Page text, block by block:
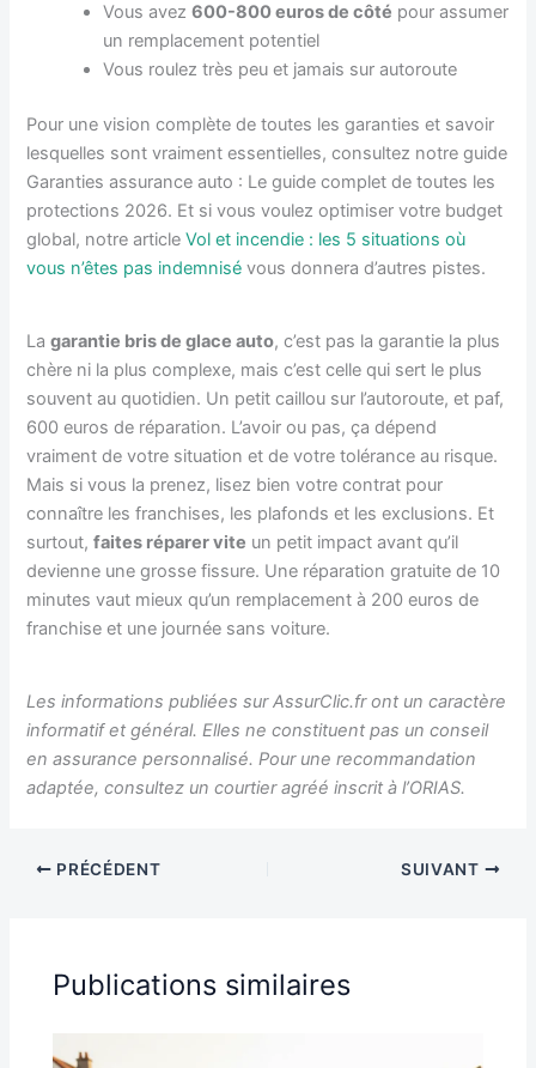
Vous avez600-800 euros de côté pour assumer
un remplacement potentiel
Vous roulez très peu et jamais sur autoroute
Pour une vision complète de toutes les garanties et savoir
lesquelles sont vraiment essentielles, consultez notre guide
Garanties assurance auto : Le guide complet de toutes les
protections 2026. Et si vous voulez optimiser votre budget
global, notre articleVol et incendie : les 5 situations où
vous n’êtes pas indemnisé vous donnera d’autres pistes.
Lagarantie bris de glace auto, c’est pas la garantie la plus
chère ni la plus complexe, mais c’est celle qui sert le plus
souvent au quotidien. Un petit caillou sur l’autoroute, et paf,
600 euros de réparation. L’avoir ou pas, ça dépend
vraiment de votre situation et de votre tolérance au risque.
Mais si vous la prenez, lisez bien votre contrat pour
connaître les franchises, les plafonds et les exclusions. Et
surtout,faites réparer vite un petit impact avant qu’il
devienne une grosse fissure. Une réparation gratuite de 10
minutes vaut mieux qu’un remplacement à 200 euros de
franchise et une journée sans voiture.
Les informations publiées sur AssurClic.fr ont un caractère
informatif et général. Elles ne constituent pas un conseil
en assurance personnalisé. Pour une recommandation
adaptée, consultez un courtier agréé inscrit à l’ORIAS.
PRÉCÉDENT SUIVANT
Publications similaires